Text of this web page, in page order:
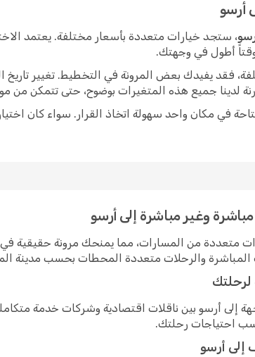
أرسو
، ستجد خيارات متعددة بأسعار مختلفة. يعتمد
أطول في وجهتك.
فقد يفيدك بعض المرونة في التخطيط. تغيير
لدينا جميع هذه المتغيرات بوضوح، حتى تتمكن من
في مكان واحد سهولة اتخاذ القرار. سواء كان
وغير مباشرة إلى أرسو
متعددة من المسارات، مما يمنحك مرونة
المباشرة والرحلات متعددة المحطات بحسب مدينة
لرحلتك
إلى أرسو بين ناقلات اقتصادية وشركات خدمة
احتياجات رحلتك.
إلى أرسو